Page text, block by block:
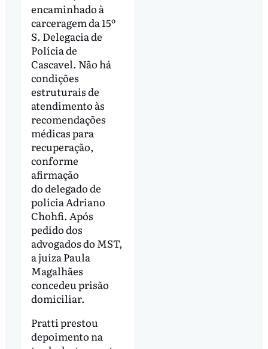
encaminhado à
carceragem da 15º
S. Delegacia de
Polícia de
Cascavel. Não há
condições
estruturais de
atendimento às
recomendações
médicas para
recuperação,
conforme
afirmação
do delegado de
polícia Adriano
Chohfi. Após
pedido dos
advogados do MST,
a juíza Paula
Magalhães
concedeu prisão
domiciliar.
Pratti prestou
depoimento na